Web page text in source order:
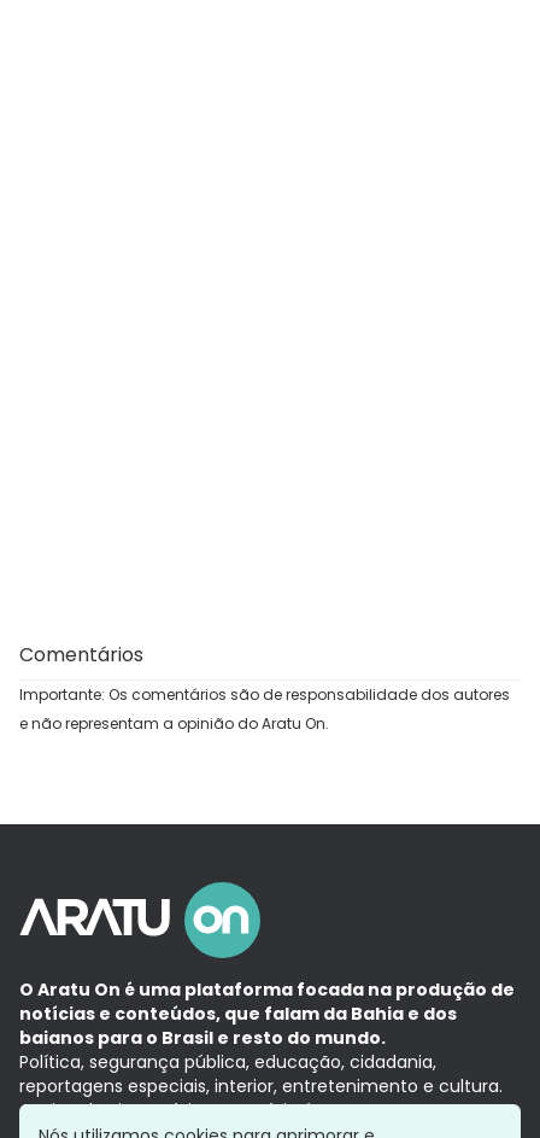
Comentários
Importante: Os comentários são de responsabilidade dos autores
e não representam a opinião do Aratu On.
O Aratu On é uma plataforma focada na produção de
notícias e conteúdos, que falam da Bahia e dos
baianos para o Brasil e resto do mundo.
Política, segurança pública, educação, cidadania,
reportagens especiais, interior, entretenimento e cultura.
Aqui, tudo vira notícia e a notícia é no tempo presente,